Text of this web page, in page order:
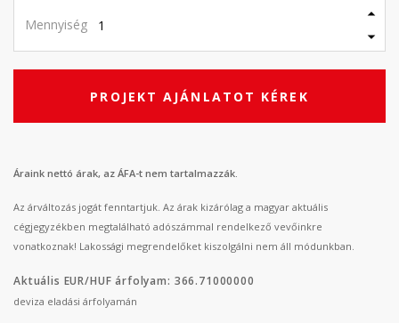
Mennyiség
PROJEKT AJÁNLATOT KÉREK
Áraink nettó árak, az ÁFA-t nem tartalmazzák.
Az árváltozás jogát fenntartjuk. Az árak kizárólag a magyar aktuális
cégjegyzékben megtalálható adószámmal rendelkező vevőinkre
vonatkoznak! Lakossági megrendelőket kiszolgálni nem áll módunkban.
Aktuális EUR/HUF árfolyam: 366.71000000
deviza eladási árfolyamán